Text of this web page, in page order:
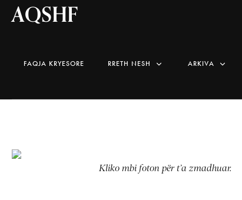
AQSHF
FAQJA KRYESORE RRETH NESH ARKIVA
Kliko mbi foton për t’a zmadhuar.